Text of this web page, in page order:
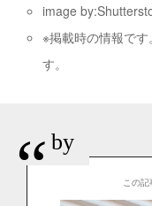
image
※掲載時の情報で
す。
“ by
この